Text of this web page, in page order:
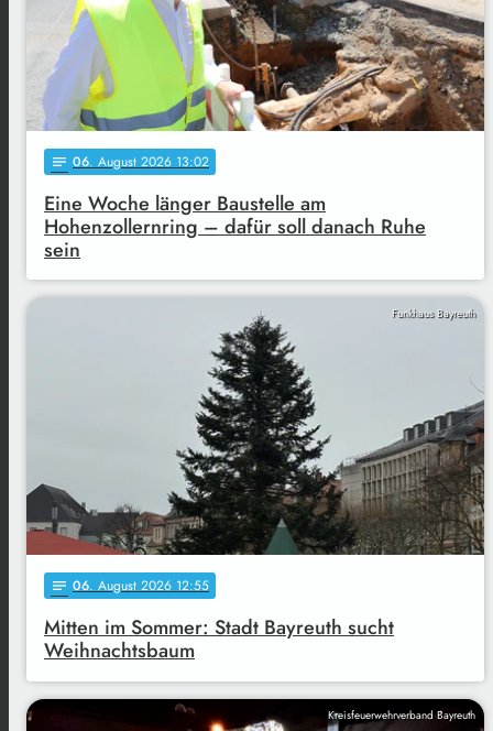
notes 06. August 2026 13:02
Eine Woche länger Baustelle am
Hohenzollernring – dafür soll danach Ruhe
sein
Funkhaus Bayreuth
notes 06. August 2026 12:55
Mitten im Sommer: Stadt Bayreuth sucht
Weihnachtsbaum
Kreisfeuerwehrverband Bayreuth